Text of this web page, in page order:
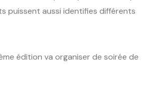
puissent aussi identifies différents
édition va organiser de soirée de